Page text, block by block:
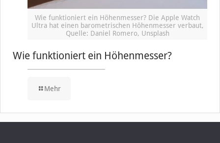
Wie funktioniert ein Höhenmesser? Die Apple Watch
Ultra hat einen barometrischen Höhenmesser verbaut,
Quelle: Daniel Romero, Unsplash
Wie funktioniert ein Höhenmesser?
Mehr